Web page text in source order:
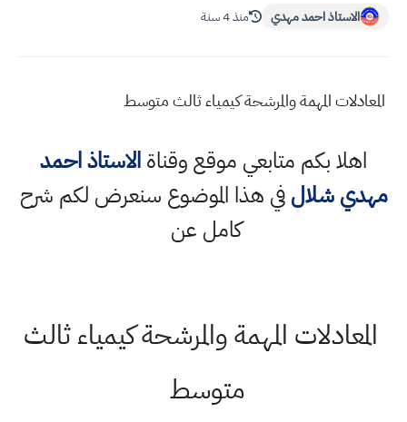
الاستاذ احمد مهدي منذ 4 سنة
المعادلات المهمة والمرشحة كيمياء ثالث متوسط
اهلا بكم متابعي موقع وقناةالاستاذ احمد
مهدي شلالفي هذا الموضوع سنعرض لكم شرح
كامل عن
المعادلات المهمة والمرشحة كيمياء ثالث
متوسط